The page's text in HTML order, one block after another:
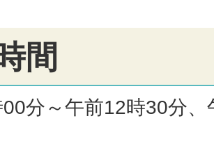
間
分～午前12時30分